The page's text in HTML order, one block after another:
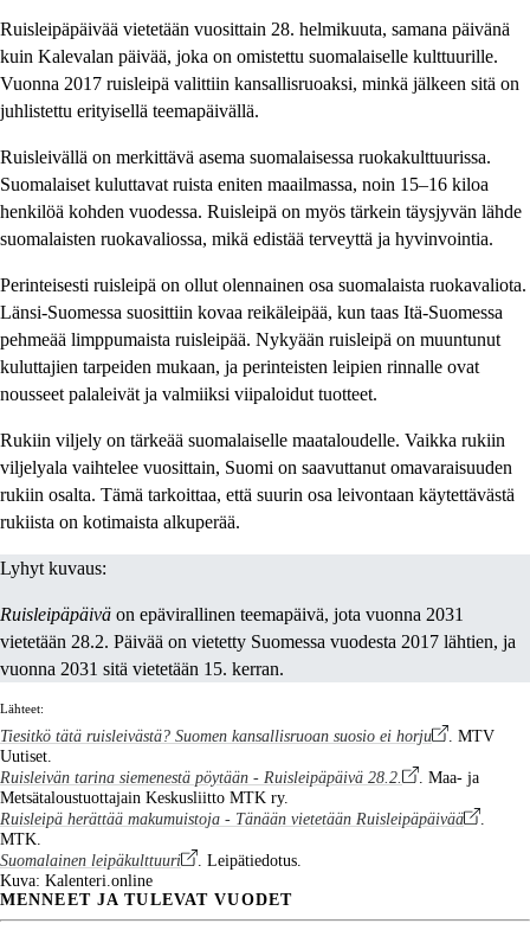
​Ruisleipäpäivää vietetään vuosittain 28. helmikuuta, samana päivänä
kuin Kalevalan päivää, joka on omistettu suomalaiselle kulttuurille.
Vuonna 2017 ruisleipä valittiin kansallisruoaksi, minkä jälkeen sitä on
juhlistettu erityisellä teemapäivällä.
Ruisleivällä on merkittävä asema suomalaisessa ruokakulttuurissa.
Suomalaiset kuluttavat ruista eniten maailmassa, noin 15–16 kiloa
henkilöä kohden vuodessa. Ruisleipä on myös tärkein täysjyvän lähde
suomalaisten ruokavaliossa, mikä edistää terveyttä ja hyvinvointia.
Perinteisesti ruisleipä on ollut olennainen osa suomalaista ruokavaliota.
Länsi-Suomessa suosittiin kovaa reikäleipää, kun taas Itä-Suomessa
pehmeää limppumaista ruisleipää. Nykyään ruisleipä on muuntunut
kuluttajien tarpeiden mukaan, ja perinteisten leipien rinnalle ovat
nousseet palaleivät ja valmiiksi viipaloidut tuotteet.
Rukiin viljely on tärkeää suomalaiselle maataloudelle. Vaikka rukiin
viljelyala vaihtelee vuosittain, Suomi on saavuttanut omavaraisuuden
rukiin osalta. Tämä tarkoittaa, että suurin osa leivontaan käytettävästä
rukiista on kotimaista alkuperää.
Lyhyt kuvaus:
Ruisleipäpäivä on epävirallinen teemapäivä, jota vuonna 2031
vietetään 28.2. Päivää on vietetty Suomessa vuodesta 2017 lähtien, ja
vuonna 2031 sitä vietetään 15. kerran.
Lähteet:
Tiesitkö tätä ruisleivästä? Suomen kansallisruoan suosio ei horju
. MTV
Uutiset.
Ruisleivän tarina siemenestä pöytään - Ruisleipäpäivä 28.2.
. Maa- ja
Metsätaloustuottajain Keskusliitto MTK ry.
Ruisleipä herättää makumuistoja - Tänään vietetään Ruisleipäpäivää
.
MTK.
Suomalainen leipäkulttuuri
. Leipätiedotus.
Kuva: Kalenteri.online
MENNEET JA TULEVAT VUODET